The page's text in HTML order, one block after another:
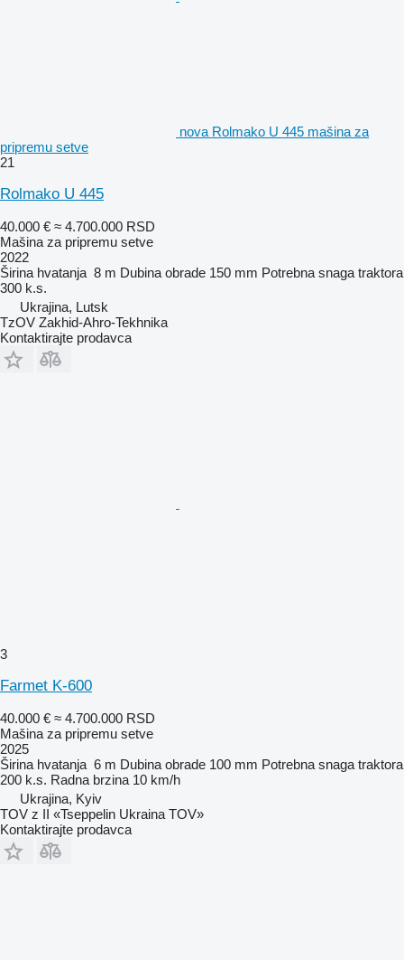
nova Rolmako U 445 mašina za
pripremu setve
21
Rolmako U 445
40.000 € ≈ 4.700.000 RSD
Mašina za pripremu setve
2022
Širina hvatanja 8 m Dubina obrade 150 mm Potrebna snaga traktora
300 k.s.
Ukrajina, Lutsk
TzOV Zakhid-Ahro-Tekhnika
Kontaktirajte prodavca
3
Farmet K-600
40.000 € ≈ 4.700.000 RSD
Mašina za pripremu setve
2025
Širina hvatanja 6 m Dubina obrade 100 mm Potrebna snaga traktora
200 k.s. Radna brzina 10 km/h
Ukrajina, Kyiv
TOV z II «Tseppelin Ukraina TOV»
Kontaktirajte prodavca